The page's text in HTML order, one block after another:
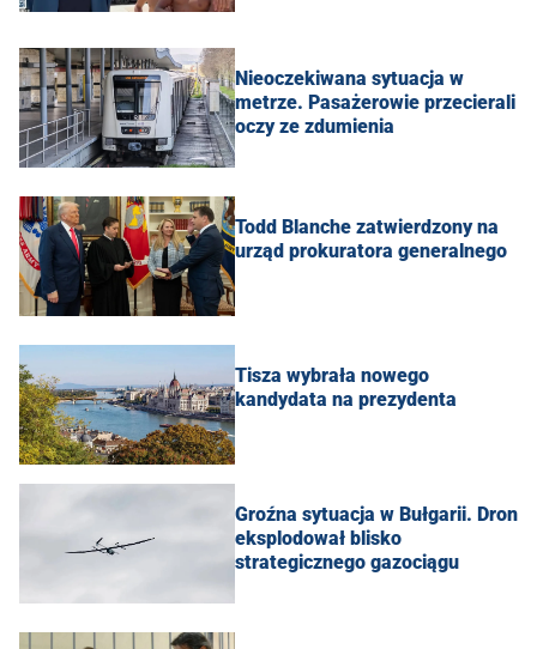
Nieoczekiwana sytuacja w
metrze. Pasażerowie przecierali
oczy ze zdumienia
Todd Blanche zatwierdzony na
urząd prokuratora generalnego
Tisza wybrała nowego
kandydata na prezydenta
Groźna sytuacja w Bułgarii. Dron
eksplodował blisko
strategicznego gazociągu